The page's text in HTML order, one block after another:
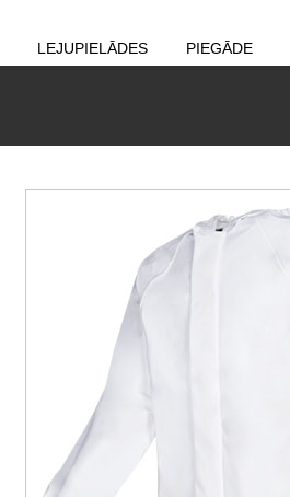
LEJUPIELĀDES PIEGĀDE